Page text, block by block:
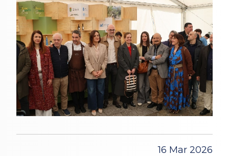
16 Mar 2026